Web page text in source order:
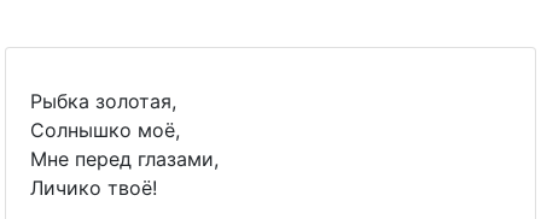
Рыбка золотая,
Солнышко моё,
Мне перед глазами,
Личико твоё!